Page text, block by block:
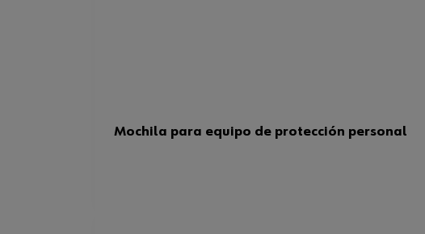
Mochila para equipo de protección personal